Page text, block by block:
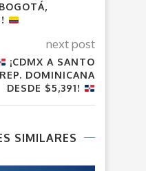
next post
¡CDMX A SANTO
DOMINICANA
DESDE $5,391!
SIMILARES